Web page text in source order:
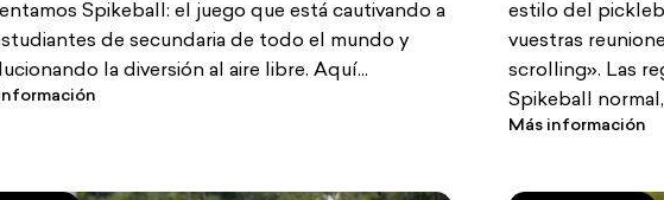
Spikeball: el juego que está cautivando a
de secundaria de todo el mundo y
la diversión al aire libre. Aquí...
estilo del
vuestras
scrolling». Las
Spikeball
Más información